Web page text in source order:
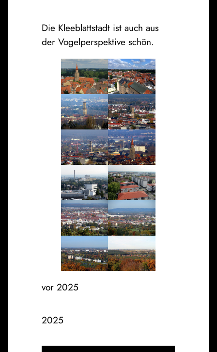
Die Kleeblattstadt ist auch aus
der Vogelperspektive schön.
vor 2025
2025